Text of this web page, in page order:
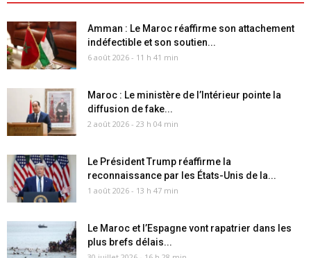
Amman : Le Maroc réaffirme son attachement
indéfectible et son soutien...
6 août 2026 - 11 h 41 min
Maroc : Le ministère de l’Intérieur pointe la
diffusion de fake...
2 août 2026 - 23 h 04 min
Le Président Trump réaffirme la
reconnaissance par les États-Unis de la...
1 août 2026 - 13 h 47 min
Le Maroc et l’Espagne vont rapatrier dans les
plus brefs délais...